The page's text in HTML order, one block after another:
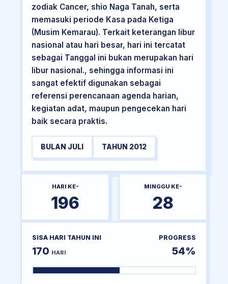
zodiak Cancer, shio Naga Tanah, serta
memasuki periode Kasa pada Ketiga
(Musim Kemarau). Terkait keterangan libur
nasional atau hari besar, hari ini tercatat
sebagai Tanggal ini bukan merupakan hari
libur nasional., sehingga informasi ini
sangat efektif digunakan sebagai
referensi perencanaan agenda harian,
kegiatan adat, maupun pengecekan hari
baik secara praktis.
BULAN JULI TAHUN 2012
HARI KE-
196
MINGGU KE-
28
SISA HARI TAHUN INI
170 HARI
PROGRESS
54%